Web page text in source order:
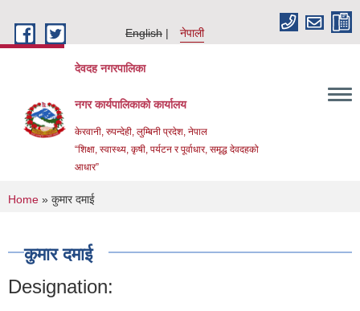
English
नेपाली
देवदह नगरपालिका
नगर कार्यपालिकाको कार्यालय
केरवानी, रुपन्देही, लुम्बिनी प्रदेश, नेपाल
“शिक्षा, स्वास्थ्य, कृषी, पर्यटन र पूर्वाधार, समृद्ध देवदहको
आधार”
You are here
Home » कुमार दमाई
कुमार दमाई
Designation: